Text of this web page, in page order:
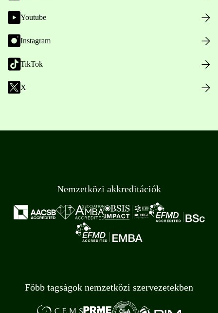
Youtube
Instagram
TikTok
X
Nemzetközi akkreditációk
Főbb tagságok nemzetközi szervezetekben